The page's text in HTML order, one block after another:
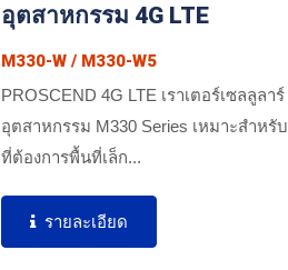
อุตสาหกรรม 4G LTE
M330-W / M330-W5
PROSCEND 4G LTE เราเตอร์เซลลูลาร์
อุตสาหกรรม M330 Series เหมาะสำหรับ
ที่ต้องการพื้นที่เล็ก...
รายละเอียด